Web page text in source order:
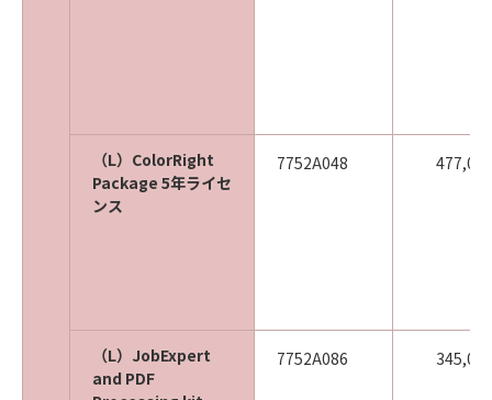
（L）ColorRight
Package 5年ライセ
ンス
7752A048
（L）JobExpert
and PDF
7752A086